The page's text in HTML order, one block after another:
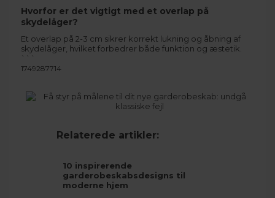
Hvorfor er det vigtigt med et overlap på
skydelåger?
Et overlap på 2-3 cm sikrer korrekt lukning og åbning af
skydelåger, hvilket forbedrer både funktion og æstetik.
```
1749287714
Relaterede artikler:
10 inspirerende
garderobeskabsdesigns til
moderne hjem